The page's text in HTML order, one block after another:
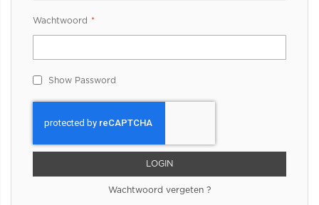
Wachtwoord
Show Password
LOGIN
Wachtwoord vergeten ?